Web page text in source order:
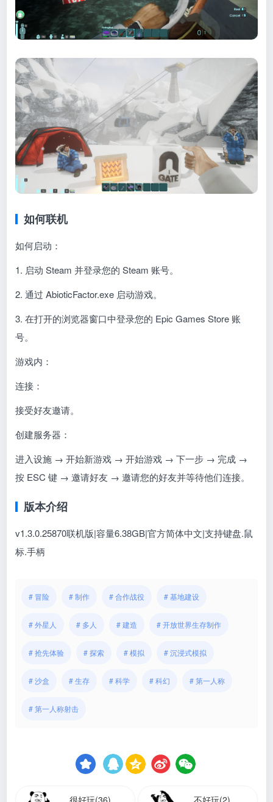
如何联机
如何启动：
1. 启动 Steam 并登录您的 Steam 账号。
2. 通过 AbioticFactor.exe 启动游戏。
3. 在打开的浏览器窗口中登录您的 Epic Games Store 账
号。
游戏内：
连接：
接受好友邀请。
创建服务器：
进入设施 → 开始新游戏 → 开始游戏 → 下一步 → 完成 →
按 ESC 键 → 邀请好友 → 邀请您的好友并等待他们连接。
版本介绍
v1.3.0.25870联机版|容量6.38GB|官方简体中文|支持键盘.鼠
标.手柄
# 冒险 # 制作 # 合作战役 # 基地建设
# 外星人 # 多人 # 建造 # 开放世界生存制作
# 抢先体验 # 探索 # 模拟 # 沉浸式模拟
# 沙盒 # 生存 # 科学 # 科幻 # 第一人称
# 第一人称射击